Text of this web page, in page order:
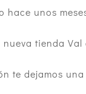
hace unos
nueva tienda
te dejamos